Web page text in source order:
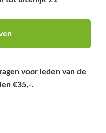
voor leden van de
€35,-.